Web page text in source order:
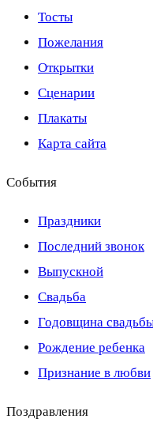
Тосты
Пожелания
Открытки
Сценарии
Плакаты
Карта сайта
События
Праздники
Последний звонок
Выпускной
Свадьба
Годовщина
Рождение ребенка
Признание в любви
Поздравления